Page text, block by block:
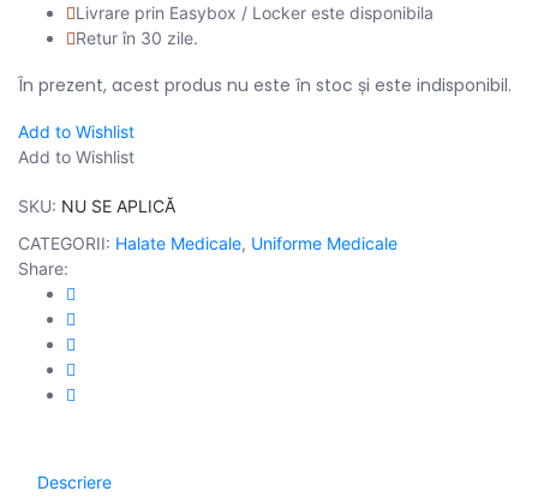
Livrare prin Easybox / Locker este disponibila
Retur în 30 zile.
În prezent, acest produs nu este în stoc și este indisponibil.
Add to Wishlist
Add to Wishlist
SKU: NU SE APLICĂ
CATEGORII: Halate Medicale, Uniforme Medicale
Share:
Descriere